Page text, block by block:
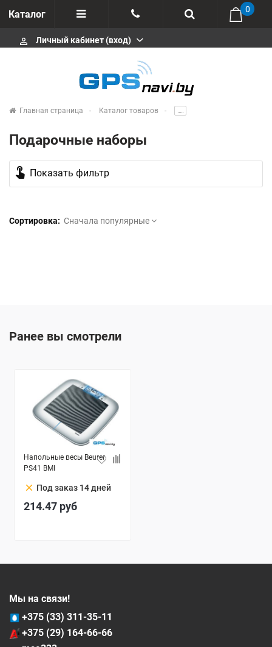
Каталог
Отзывы
+375 291646666
msa333
info@gpsnavi.by
0
perm_identity Личный кабинет (вход)
Главная страница Каталог товаров .....
Подарочные наборы
touch_app Показать фильтр
Сортировка: Сначала популярные
Ранее вы смотрели
Напольные весы Beurer
PS41 BMI
clear Под заказ 14 дней
214.47 руб
Мы на связи!
+375 (33) 311-35-11
+375 (29) 164-66-66